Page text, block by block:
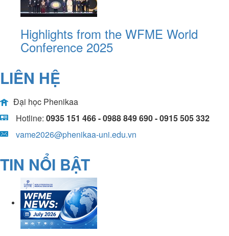
Highlights from the WFME World
Conference 2025
LIÊN HỆ
Đại học Phenikaa
Hotline: 0935 151 466 - 0988 849 690 - 0915 505 332
vame2026@phenikaa-uni.edu.vn
TIN NỔI BẬT